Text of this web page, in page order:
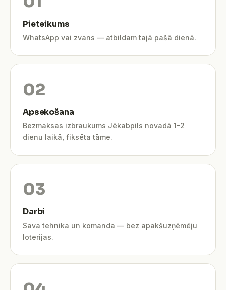
Pieteikums
WhatsApp vai zvans — atbildam tajā pašā dienā.
Apsekošana
Bezmaksas izbraukums Jēkabpils novadā 1–2
dienu laikā, fiksēta tāme.
Darbi
Sava tehnika un komanda — bez apakšuzņēmēju
loterijas.